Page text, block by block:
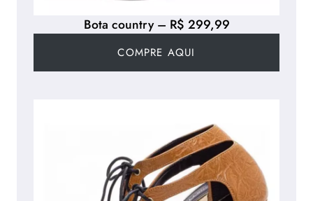
Bota country – R$ 299,99
COMPRE AQUI